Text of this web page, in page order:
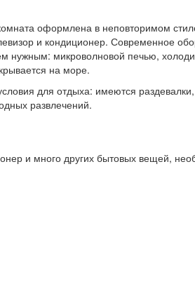
оформлена в неповторимом
и кондиционер. Современное
нужным: микроволновой печью,
на море.
для отдыха: имеются
развлечений.
и много других бытовых вещей,